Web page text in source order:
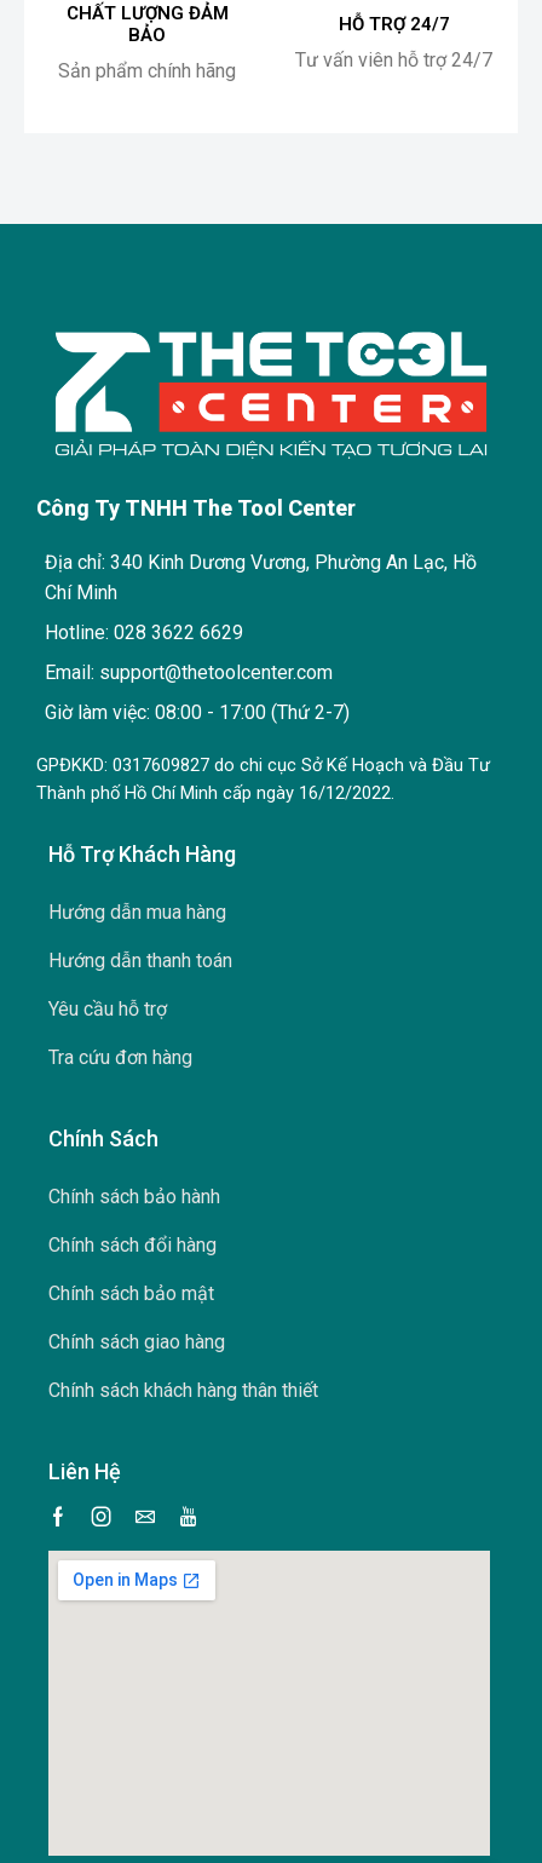
CHẤT LƯỢNG ĐẢM
BẢO
Sản phẩm chính hãng
HỖ TRỢ 24/7
Tư vấn viên hỗ trợ 24/7
Công Ty TNHH The Tool Center
Địa chỉ: 340 Kinh Dương Vương, Phường An Lạc, Hồ
Chí Minh
Hotline: 028 3622 6629
Email: support@thetoolcenter.com
Giờ làm việc: 08:00 - 17:00 (Thứ 2-7)
GPĐKKD: 0317609827 do chi cục Sở Kế Hoạch và Đầu Tư
Thành phố Hồ Chí Minh cấp ngày 16/12/2022.
Hỗ Trợ Khách Hàng
Hướng dẫn mua hàng
Hướng dẫn thanh toán
Yêu cầu hỗ trợ
Tra cứu đơn hàng
Chính Sách
Chính sách bảo hành
Chính sách đổi hàng
Chính sách bảo mật
Chính sách giao hàng
Chính sách khách hàng thân thiết
Liên Hệ